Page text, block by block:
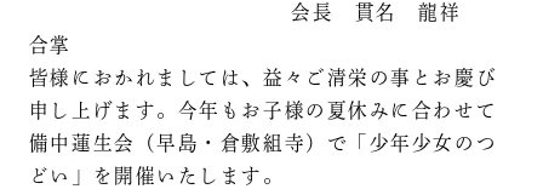
会長 貫名 龍祥
合掌
皆様におかれましては、益々ご清栄の事とお慶び
申し上げます。今年もお子様の夏休みに合わせて
備中蓮生会（早島・倉敷組寺）で「少年少女のつ
どい」を開催いたします。